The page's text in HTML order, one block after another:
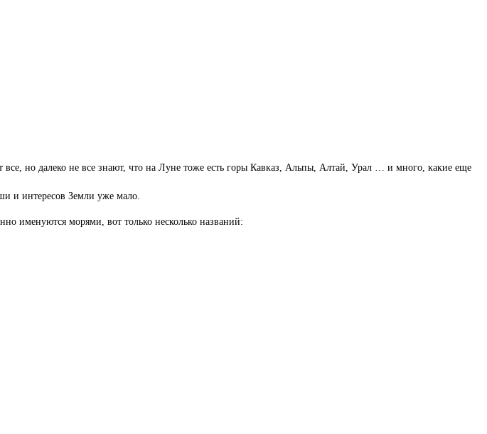
но далеко не все знают, что на Луне тоже есть горы Кавказ, Альпы, Алтай, Урал … и много, какие еще
и интересов Земли уже мало.
именуются морями, вот только несколько названий: